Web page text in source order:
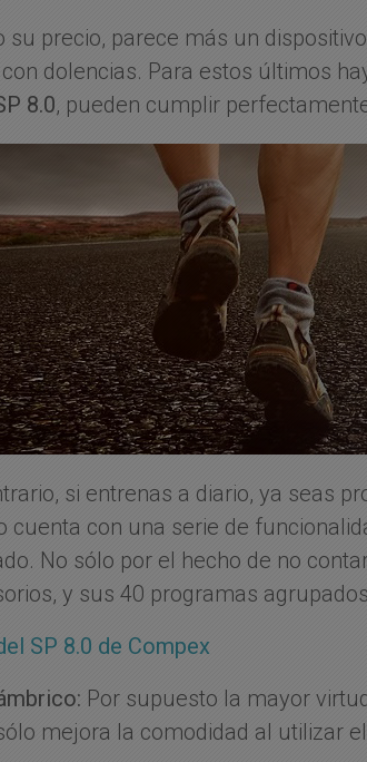
su precio, parece más un
dolencias. Para estos últimos
8.0, pueden cumplir
si entrenas a diario, ya seas
cuenta con una serie de
No sólo por el hecho de no
y sus 40 programas
SP 8.0 de Compex
Por supuesto la mayor
mejora la comodidad al utilizar